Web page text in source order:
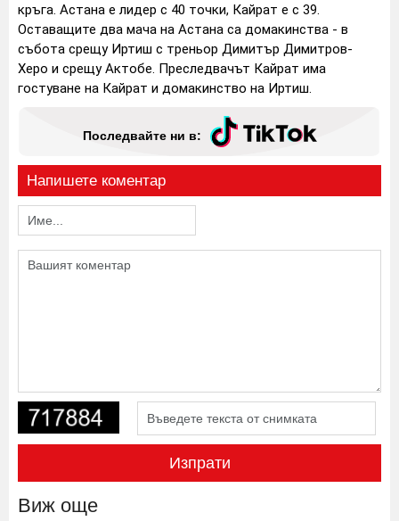
кръга. Астана е лидер с 40 точки, Кайрат е с 39.
Оставащите два мача на Астана са домакинства - в
събота срещу Иртиш с треньор Димитър Димитров-
Херо и срещу Актобе. Преследвачът Кайрат има
гостуване на Кайрат и домакинство на Иртиш.
Последвайте ни в:
Напишете коментар